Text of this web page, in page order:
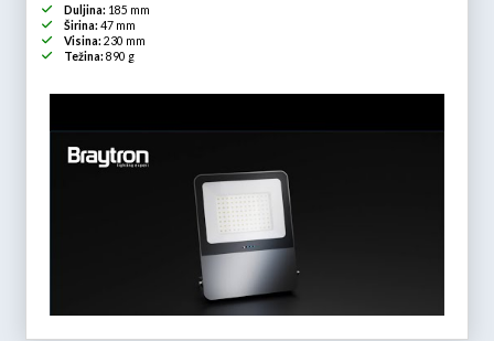
Duljina: 185 mm
Širina: 47 mm
Visina: 230 mm
Težina: 890 g